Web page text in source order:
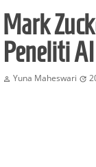
Mark
Peneliti
 Yuna Maheswari 